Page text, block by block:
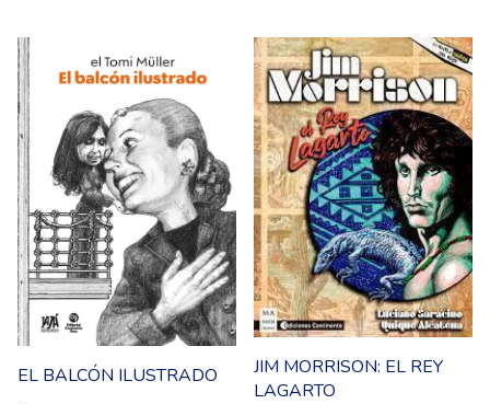
EL BALCÓN ILUSTRADO
JIM MORRISON: EL REY
LAGARTO